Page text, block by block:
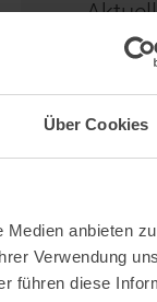
Über Cookies
anbieten
Verwendung
führen diese